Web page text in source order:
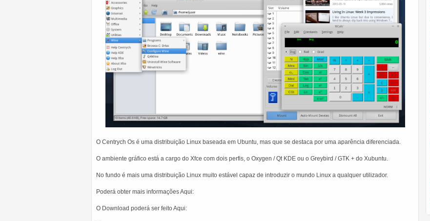
O Centrych Os é uma distribuição Linux baseada em Ubuntu, mas que se destaca por uma aparência diferenciada.
O ambiente gráfico está a cargo do Xfce com dois perfis, o Oxygen / Qt KDE ou o Greybird / GTK + do Xubuntu.
No fundo é mais uma distribuição Linux muito estável capaz de introduzir o mundo Linux a qualquer utilizador.
Poderá obter mais informações Aqui:
O Download poderá ser feito Aqui: